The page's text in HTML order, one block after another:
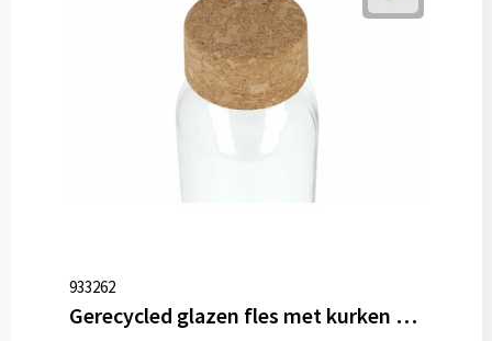
933262
Gerecycled glazen fles met kurken dop 500ml